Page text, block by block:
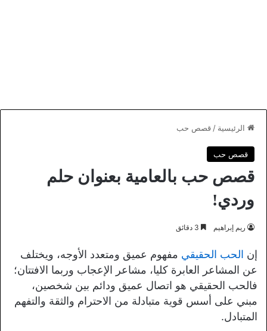
الرئيسية / قصص حب
قصص حب
قصص حب بالعامية بعنوان حلم
وردي!
ريم إبراهيم
إن الحب الحقيقي مفهوم عميق ومتعدد الأوجه، ويختلف
عن المشاعر العابرة كليا، مشاعر الإعجاب وربما الافتتان؛
فالحب الحقيقي هو اتصال عميق ودائم بين شخصين،
مبني على أسس قوية متبادلة من الاحترام والثقة والتفهم
المتبادل.